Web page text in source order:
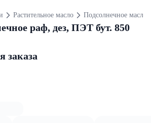
Растительное масло Подсолнечное масло
раф, дез, ПЭТ бут. 850
заказа